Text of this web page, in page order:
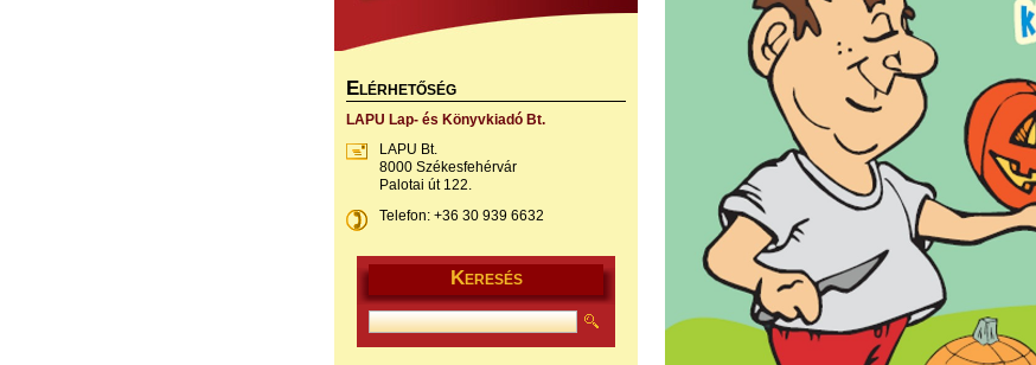
ELÉRHETŐSÉG
LAPU Lap- és Könyvkiadó Bt.
LAPU Bt.
8000 Székesfehérvár
Palotai út 122.
Telefon: +36 30 939 6632
KERESÉS